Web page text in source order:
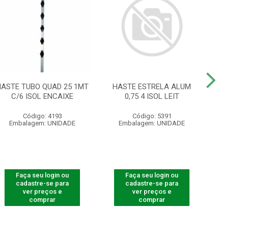
TUBO QUAD 25 1MT
C/6 ISOL ENCAIXE
Código: 4193
Embalagem: UNIDADE
Faça seu login ou
cadastre-se para
ver preços e
comprar
HASTE ESTRELA ALUM
0,75 4 ISOL LEIT
Código: 5391
Embalagem: UNIDADE
Faça seu login ou
cadastre-se para
ver preços e
comprar